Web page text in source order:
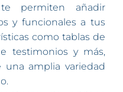
permiten añadir
y funcionales a tus
como tablas de
testimonios y más,
una amplia variedad